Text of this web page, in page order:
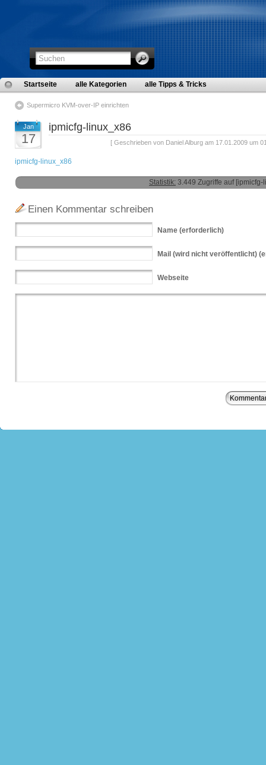
Startseite alle Kategorien alle Tipps & Tricks
Supermicro KVM-over-IP einrichten
Jan
17
ipmicfg-linux_x86
[ Geschrieben von Daniel Alburg am 17.01.2009 um
ipmicfg-linux_x86
Statistik: 3.449 Zugriffe auf [ipmicfg-
Einen Kommentar schreiben
Name (erforderlich)
Mail (wird nicht veröffentlicht)
Webseite